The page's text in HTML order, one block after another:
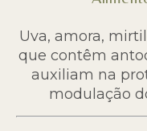
Uva, amora,
que contêm
auxiliam na
modulação